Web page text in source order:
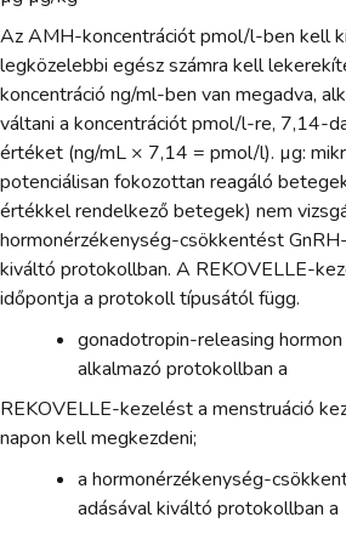
Az AMH-koncentrációt pmol/l-ben kell
legközelebbi egész számra kell
koncentráció ng/ml-ben van megadva,
váltani a koncentrációt pmol/l-re, 7,14-
értéket (ng/mL × 7,14 = pmol/l). µg:
potenciálisan fokozottan reagáló
értékkel rendelkező betegek) nem
hormonérzékenység-csökkentést
kiváltó protokollban. A REKOVELLE-
időpontja a protokoll típusától függ.
gonadotropin-releasing
alkalmazó protokollban a
REKOVELLE-kezelést a menstruáció
napon kell megkezdeni;
a hormonérzékenység-
adásával kiváltó protokollban a